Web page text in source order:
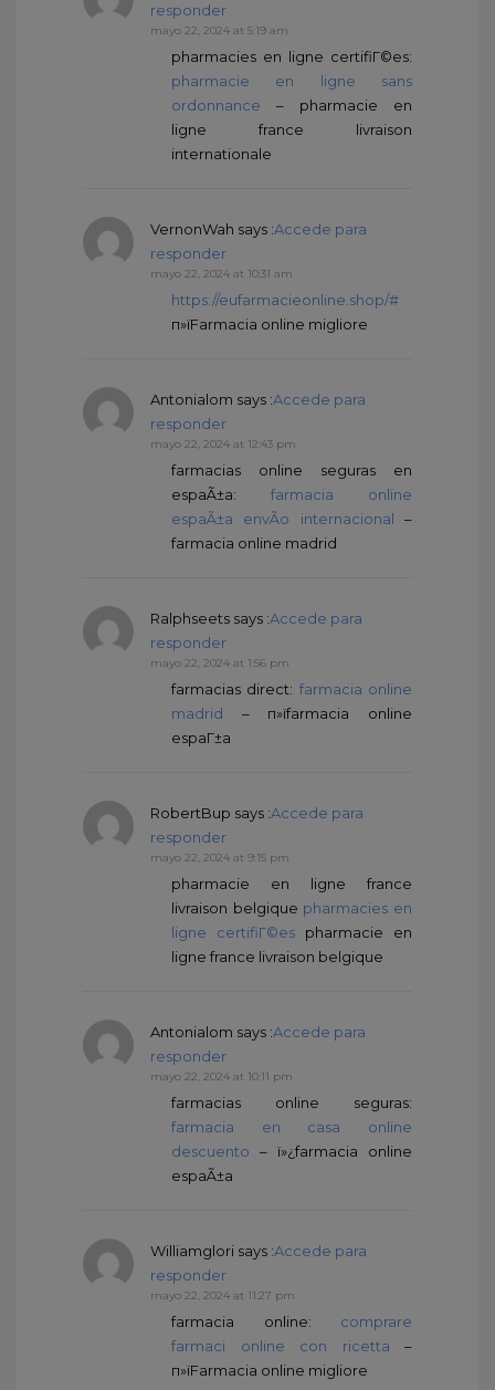
responder
mayo 22, 2024 at 5:19 am
pharmacies en ligne certifiГ©es:
pharmacie en ligne sans
ordonnance – pharmacie en
ligne france livraison
internationale
VernonWah says :Accede para
responder
mayo 22, 2024 at 10:31 am
https://eufarmacieonline.shop/#
п»їFarmacia online migliore
Antonialom says :Accede para
responder
mayo 22, 2024 at 12:43 pm
farmacias online seguras en
espaÃ±a: farmacia online
espaÃ±a envÃ­o internacional –
farmacia online madrid
Ralphseets says :Accede para
responder
mayo 22, 2024 at 1:56 pm
farmacias direct: farmacia online
madrid – п»їfarmacia online
espaГ±a
RobertBup says :Accede para
responder
mayo 22, 2024 at 9:15 pm
pharmacie en ligne france
livraison belgique pharmacies en
ligne certifiГ©es pharmacie en
ligne france livraison belgique
Antonialom says :Accede para
responder
mayo 22, 2024 at 10:11 pm
farmacias online seguras:
farmacia en casa online
descuento – ï»¿farmacia online
espaÃ±a
Williamglori says :Accede para
responder
mayo 22, 2024 at 11:27 pm
farmacia online: comprare
farmaci online con ricetta –
п»їFarmacia online migliore